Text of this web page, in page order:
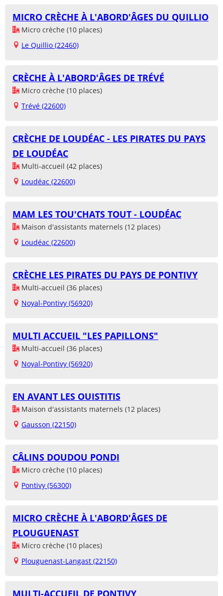
MICRO CRÈCHE À L'ABORD'ÂGES DU QUILLIO
Micro crèche (10 places)
Le Quillio (22460)
CRÈCHE À L'ABORD'ÂGES DE TRÉVÉ
Micro crèche (10 places)
Trévé (22600)
CRÈCHE DE LOUDÉAC - LES PIRATES DU PAYS
DE LOUDÉAC
Multi-accueil (42 places)
Loudéac (22600)
MAM LES TOU'CHATS TOUT - LOUDÉAC
Maison d'assistants maternels (12 places)
Loudéac (22600)
CRÈCHE LES PIRATES DU PAYS DE PONTIVY
Multi-accueil (36 places)
Noyal-Pontivy (56920)
MULTI ACCUEIL "LES PAPILLONS"
Multi-accueil (36 places)
Noyal-Pontivy (56920)
EN AVANT LES OUISTITIS
Maison d'assistants maternels (12 places)
Gausson (22150)
CÂLINS DOUDOU PONDI
Micro crèche (10 places)
Pontivy (56300)
MICRO CRÈCHE À L'ABORD'ÂGES DE
PLOUGUENAST
Micro crèche (10 places)
Plouguenast-Langast (22150)